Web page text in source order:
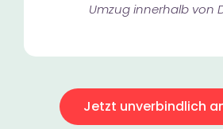
Umzug innerhalb von
Jetzt unverbindlich